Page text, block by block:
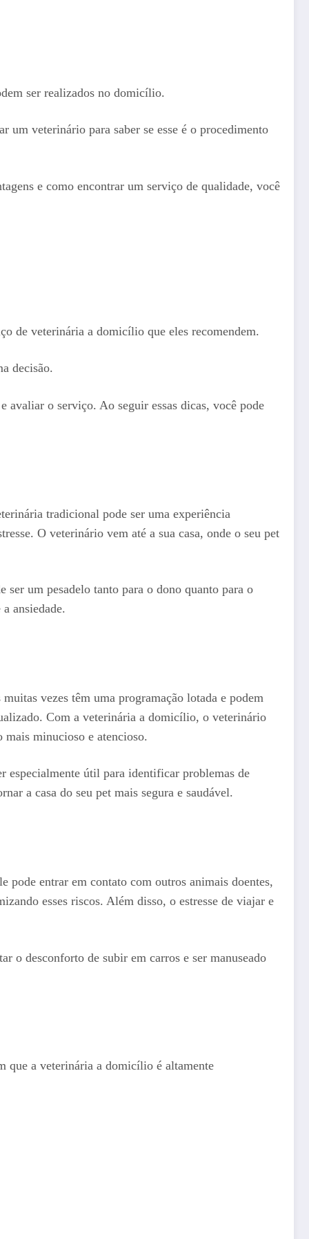
ser realizados no domicílio.
veterinário para saber se esse é o procedimento
e como encontrar um serviço de qualidade, você
de veterinária a domicílio que eles recomendem.
decisão.
avaliar o serviço. Ao seguir essas dicas, você pode
tradicional pode ser uma experiência
O veterinário vem até a sua casa, onde o seu pet
um pesadelo tanto para o dono quanto para o
ansiedade.
vezes têm uma programação lotada e podem
Com a veterinária a domicílio, o veterinário
mais minucioso e atencioso.
especialmente útil para identificar problemas de
a casa do seu pet mais segura e saudável.
pode entrar em contato com outros animais doentes,
esses riscos. Além disso, o estresse de viajar e
o desconforto de subir em carros e ser manuseado
que a veterinária a domicílio é altamente